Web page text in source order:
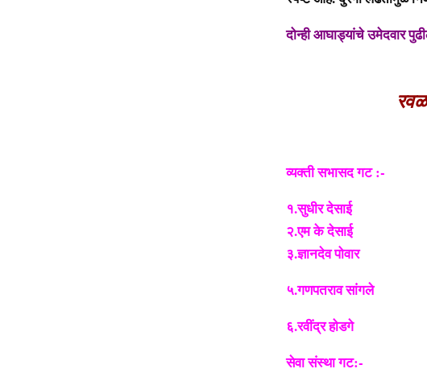
दोन्ही आघाड्यांचे उमेदवार
व्यक्ती सभासद गट :-
१.सुधीर देसाई
२.एम के देसाई
३.ज्ञानदेव
५.गणपतराव सांगले
६.रवींद्र होडगे
सेवा संस्था गट:-